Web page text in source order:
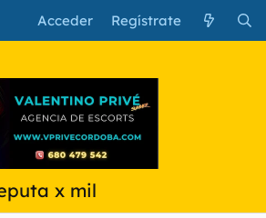
Acceder Regístrate
x mil